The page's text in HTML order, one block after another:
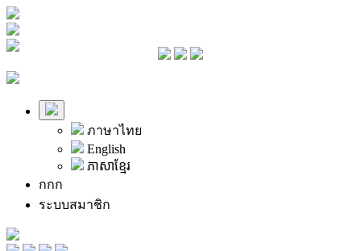
ภาษาไทย
English
ភាសាខ្មែរ
กกก
ระบบสมาชิก